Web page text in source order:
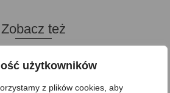
użytkowników
z plików cookies, aby
Zobacz też
cukru)
cebulą i pomidorem